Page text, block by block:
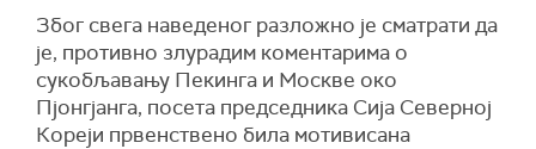
Због свега наведеног разложно је сматрати да
је, противно злурадим коментарима о
сукобљавању Пекинга и Москве око
Пјонгјанга, посета председника Сија Северној
Кореји првенствено била мотивисана